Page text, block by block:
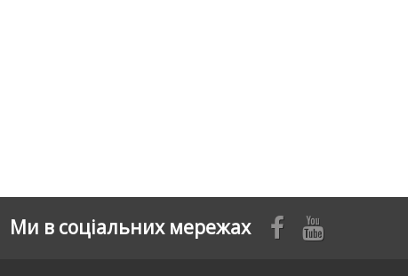
Ми в соціальних мережах